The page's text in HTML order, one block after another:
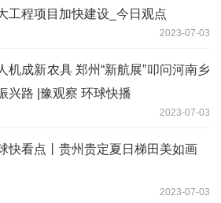
工程项目加快建设_今日观点
2023-07-03
机成新农具 郑州“新航展”叩问河南乡
兴路 |豫观察 环球快播
2023-07-03
快看点丨贵州贵定夏日梯田美如画
2023-07-03